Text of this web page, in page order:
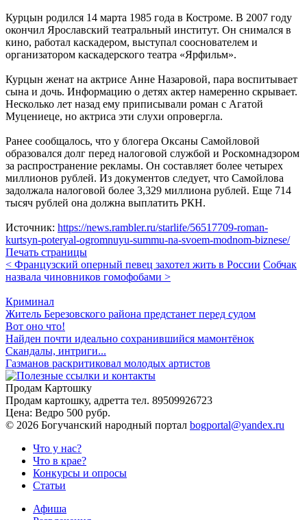
Курцын родился 14 марта 1985 года в Костроме. В 2007 году
окончил Ярославский театральный институт. Он снимался в
кино, работал каскадером, выступал сооснователем и
организатором каскадерского театра «Ярфильм».
Курцын женат на актрисе Анне Назаровой, пара воспитывает
сына и дочь. Информацию о детях актер намеренно скрывает.
Несколько лет назад ему приписывали роман с Агатой
Муцениеце, но актриса эти слухи опровергла.
Ранее сообщалось, что у блогера Оксаны Самойловой
образовался долг перед налоговой службой и Роскомнадзором
за распространение рекламы. Он составляет более четырех
миллионов рублей. Из документов следует, что Самойлова
задолжала налоговой более 3,329 миллиона рублей. Еще 714
тысяч рублей она должна выплатить РКН.
Источник: https://news.rambler.ru/starlife/56517709-roman-
kurtsyn-poteryal-ogromnuyu-summu-na-svoem-modnom-biznese/
Печать страницы
< Французский оперный певец захотел жить в России Собчак
назвала чиновников гомофобами >
Криминал
Житель Березовского района предстанет перед судом
Вот оно что!
Найден почти идеально сохранившийся мамонтёнок
Скандалы, интриги...
Газманов раскритиковал молодых артистов
Продам Картошку
Продам картошку, адретта тел. 89509926723
Цена: Ведро 500 рубр.
© 2026 Богучанский народный портал bogportal@yandex.ru
Что у нас?
Что в крае?
Конкурсы и опросы
Статьи
Афиша